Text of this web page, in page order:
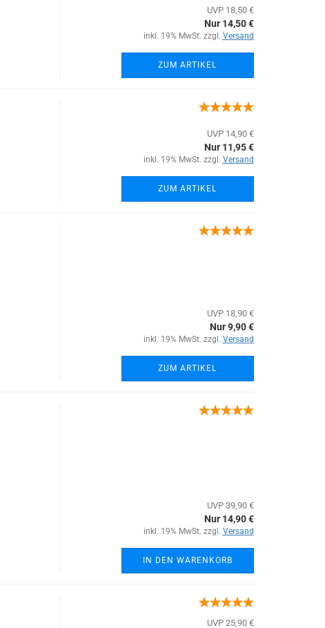
UVP 18,50 €
Nur 14,50 €
inkl. 19% MwSt. zzgl. Versand
ZUM ARTIKEL
UVP 14,90 €
Nur 11,95 €
inkl. 19% MwSt. zzgl. Versand
ZUM ARTIKEL
UVP 18,90 €
Nur 9,90 €
inkl. 19% MwSt. zzgl. Versand
ZUM ARTIKEL
UVP 39,90 €
Nur 14,90 €
inkl. 19% MwSt. zzgl. Versand
IN DEN WARENKORB
UVP 25,90 €